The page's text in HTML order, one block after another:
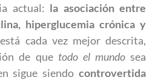
actual: la asociación entre
hiperglucemia crónica y
está cada vez mejor descrita,
de que todo el mundosea
sigue siendo controvertida